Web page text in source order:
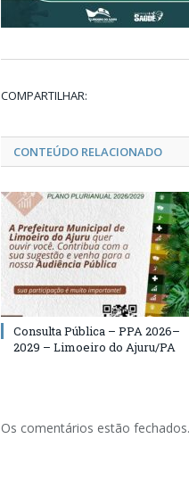
COMPARTILHAR:
CONTEÚDO RELACIONADO
Consulta Pública – PPA 2026–
2029 – Limoeiro do Ajuru/PA
Os comentários estão fechados.